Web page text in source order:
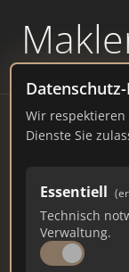
powered by
Wir respektieren
Dienste Sie
Essentiell
Technisch
Verwaltung.
–
SACHSEN 25.005
85